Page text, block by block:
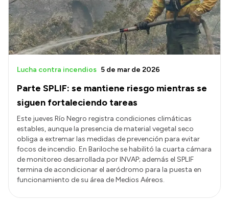
Parte SPLIF: se mantiene riesgo mientras se
siguen fortaleciendo tareas
Lucha contra incendios 5 de mar de 2026
Este jueves Río Negro registra condiciones climáticas
estables, aunque la presencia de material vegetal seco
obliga a extremar las medidas de prevención para evitar
focos de incendio. En Bariloche se habilitó la cuarta cámara
de monitoreo desarrollada por INVAP; además el SPLIF
termina de acondicionar el aeródromo para la puesta en
funcionamiento de su área de Medios Aéreos.